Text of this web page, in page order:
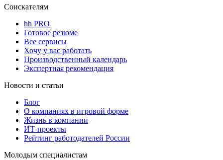
Соискателям
hh PRO
Готовое резюме
Все сервисы
Хочу у вас работать
Производственный календарь
Экспертная рекомендация
Новости и статьи
Блог
О компаниях в игровой форме
Жизнь в компании
ИТ-проекты
Рейтинг работодателей России
Молодым специалистам